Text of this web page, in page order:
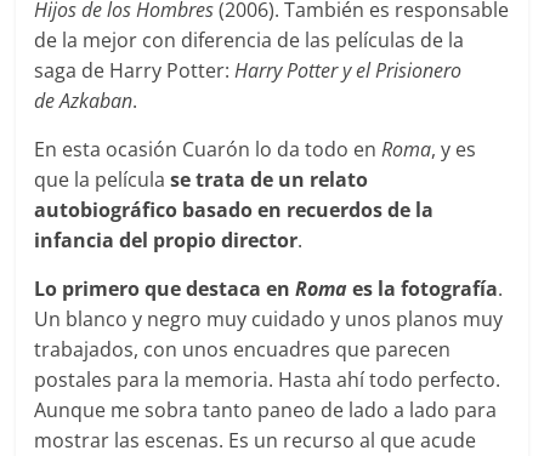
Hijos de los Hombres(2006). También es responsable
de la mejor con diferencia de las películas de la
saga de Harry Potter: Harry Potter y el Prisionero
de Azkaban.
En esta ocasión Cuarón lo da todo enRoma, y es
que la películase trata de un relato
autobiográfico basado en recuerdos de la
infancia del propio director.
Lo primero que destaca enRomaes la fotografía.
Un blanco y negro muy cuidado y unos planos muy
trabajados, con unos encuadres que parecen
postales para la memoria. Hasta ahí todo perfecto.
Aunque me sobra tanto paneo de lado a lado para
mostrar las escenas. Es un recurso al que acude